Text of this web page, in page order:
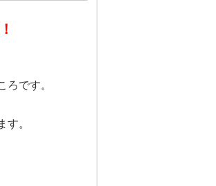
ろです。
す。